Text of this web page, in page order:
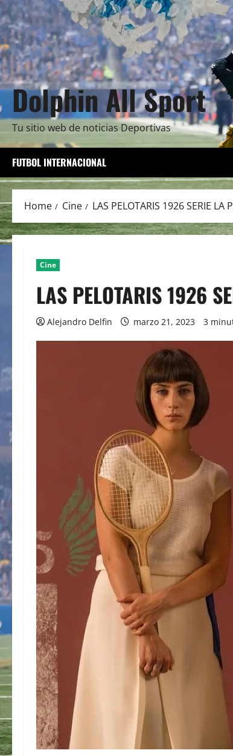
Dolphin All Sport
Tu sitio web de noticias Deportivas
FUTBOL INTERNACIONAL
Home Cine LAS PELOTARIS 1926 SERIE LA
Cine
LAS PELOTARIS 1926
Alejandro Delfin marzo 21, 2023 3